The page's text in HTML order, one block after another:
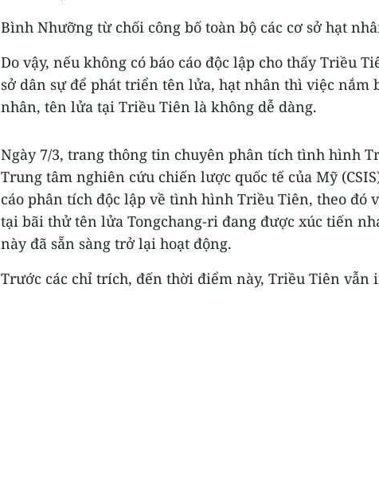
Bình Nhưỡng từ chối công bố toàn bộ các cơ sở hạt
Do vậy, nếu không có báo cáo độc lập cho thấy Triều
sở dân sự để phát triển tên lửa, hạt nhân thì việc nắm
nhân, tên lửa tại Triều Tiên là không dễ dàng.
Ngày 7/3, trang thông tin chuyên phân tích tình hình
Trung tâm nghiên cứu chiến lược quốc tế của Mỹ
cáo phân tích độc lập về tình hình Triều Tiên, theo đó
tại bãi thử tên lửa Tongchang-ri đang được xúc tiến
này đã sẵn sàng trở lại hoạt động.
Trước các chỉ trích, đến thời điểm này, Triều Tiên vẫn